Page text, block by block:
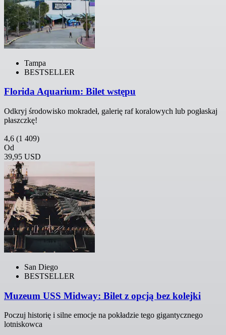
Tampa
BESTSELLER
Florida Aquarium: Bilet wstępu
Odkryj środowisko mokradeł, galerię raf koralowych lub pogłaskaj
płaszczkę!
4,6 (1 409)
Od
39,95 USD
San Diego
BESTSELLER
Muzeum USS Midway: Bilet z opcją bez kolejki
Poczuj historię i silne emocje na pokładzie tego gigantycznego
lotniskowca